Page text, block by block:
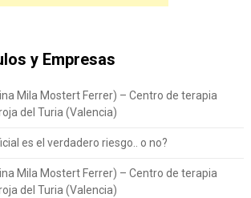
y Empresas
Mila Mostert Ferrer) – Centro de terapia
del Turia (Valencia)
es el verdadero riesgo.. o no?
Mila Mostert Ferrer) – Centro de terapia
del Turia (Valencia)